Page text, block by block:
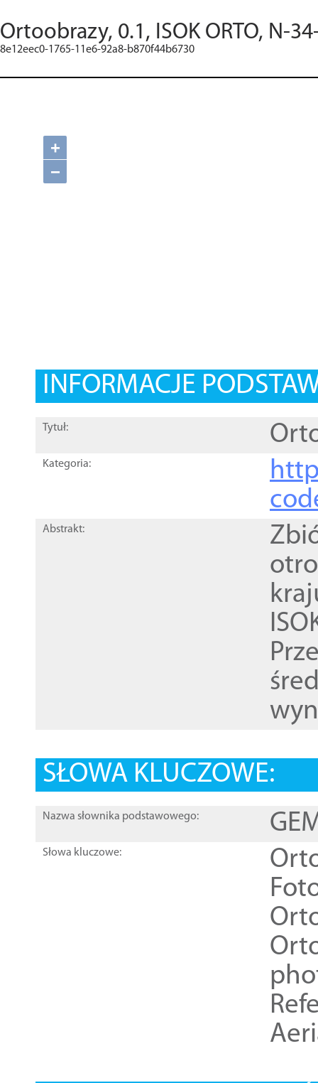
Ortoobrazy, 0.1, ISOK ORTO, N-
8e12eec0-1765-11e6-92a8-b870f44b6730
+
−
INFORMACJE
Tytuł:
Kategoria:
Abstrakt:
SŁOWA KLUCZOWE:
Nazwa słownika podstawowego:
Słowa kluczowe: